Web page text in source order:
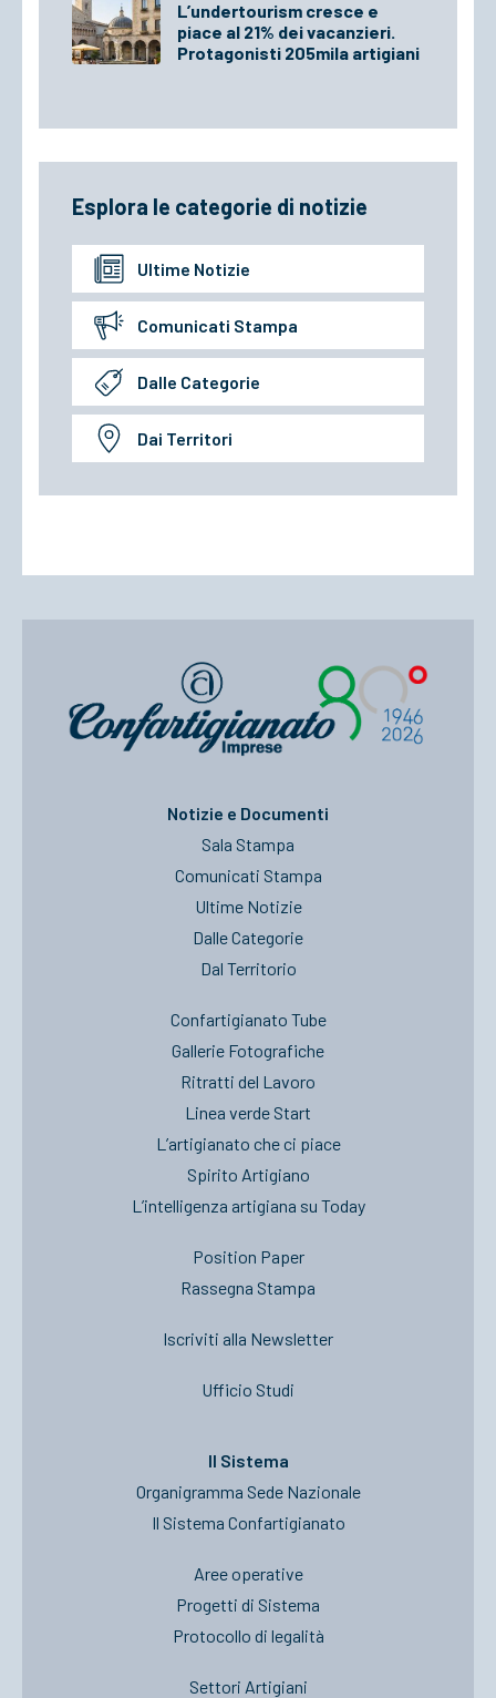
L’undertourism cresce e
piace al 21% dei vacanzieri.
Protagonisti 205mila artigiani
Esplora le categorie di notizie
Ultime Notizie
Comunicati Stampa
Dalle Categorie
Dai Territori
Notizie e Documenti
Sala Stampa
Comunicati Stampa
Ultime Notizie
Dalle Categorie
Dal Territorio
Confartigianato Tube
Gallerie Fotografiche
Ritratti del Lavoro
Linea verde Start
L’artigianato che ci piace
Spirito Artigiano
L’intelligenza artigiana su Today
Position Paper
Rassegna Stampa
Iscriviti alla Newsletter
Ufficio Studi
Il Sistema
Organigramma Sede Nazionale
Il Sistema Confartigianato
Aree operative
Progetti di Sistema
Protocollo di legalità
Settori Artigiani